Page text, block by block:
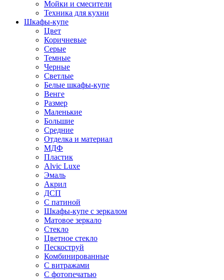
Мойки и смесители
Техника для кухни
Шкафы-купе
Цвет
Коричневые
Серые
Темные
Черные
Светлые
Белые шкафы-купе
Венге
Размер
Маленькие
Большие
Средние
Отделка и материал
МДФ
Пластик
Alvic Luxe
Эмаль
Акрил
ДСП
С патиной
Шкафы-купе с зеркалом
Матовое зеркало
Стекло
Цветное стекло
Пескоструй
Комбинированные
С витражами
С фотопечатью